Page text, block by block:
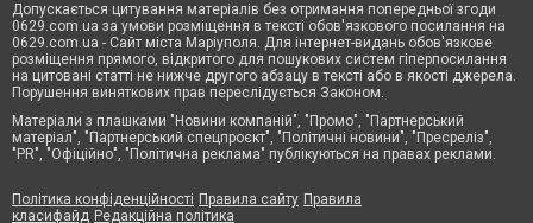
Допускається цитування матеріалів без отримання попередньої згоди
0629.com.ua за умови розміщення в тексті обов'язкового посилання на
0629.com.ua - Сайт міста Маріуполя. Для інтернет-видань обов'язкове
розміщення прямого, відкритого для пошукових систем гіперпосилання
на цитовані статті не нижче другого абзацу в тексті або в якості джерела.
Порушення виняткових прав переслідується Законом.
Матеріали з плашками "Новини компаній", "Промо", "Партнерський
матеріал", "Партнерський спецпроєкт", "Політичні новини", "Пресреліз",
"PR", "Офіційно", "Політична реклама" публікуються на правах реклами.
Політика конфіденційності Правила сайту Правила
класифайд Редакційна політика